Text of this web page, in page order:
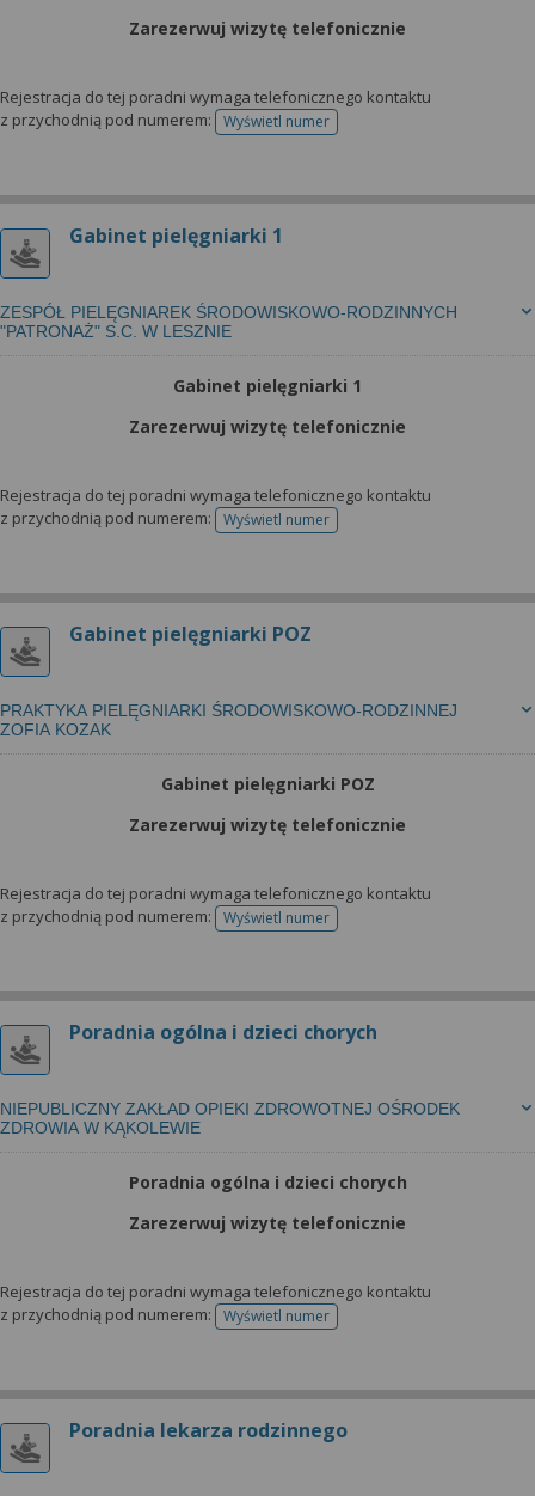
Zarezerwuj wizytę telefonicznie
Rejestracja do tej poradni wymaga telefonicznego kontaktu
z przychodnią pod numerem:
Wyświetl numertelefonu do rejestracji
Gabinet pielęgniarki 1
ZESPÓŁ PIELĘGNIAREK ŚRODOWISKOWO-RODZINNYCH
"PATRONAŻ" S.C. W LESZNIE
Gabinet pielęgniarki 1
Zarezerwuj wizytę telefonicznie
Rejestracja do tej poradni wymaga telefonicznego kontaktu
z przychodnią pod numerem:
Wyświetl numertelefonu do rejestracji
Gabinet pielęgniarki POZ
PRAKTYKA PIELĘGNIARKI ŚRODOWISKOWO-RODZINNEJ
ZOFIA KOZAK
Gabinet pielęgniarki POZ
Zarezerwuj wizytę telefonicznie
Rejestracja do tej poradni wymaga telefonicznego kontaktu
z przychodnią pod numerem:
Wyświetl numertelefonu do rejestracji
Poradnia ogólna i dzieci chorych
NIEPUBLICZNY ZAKŁAD OPIEKI ZDROWOTNEJ OŚRODEK
ZDROWIA W KĄKOLEWIE
Poradnia ogólna i dzieci chorych
Zarezerwuj wizytę telefonicznie
Rejestracja do tej poradni wymaga telefonicznego kontaktu
z przychodnią pod numerem:
Wyświetl numertelefonu do rejestracji
Poradnia lekarza rodzinnego